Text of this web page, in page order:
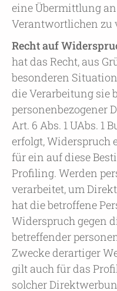
eine Übermittlung
Verantwortlichen zu
Recht auf
hat das Recht, aus
besonderen
die Verarbeitung sie
personenbezogener
Art. 6 Abs. 1 UAbs. 1
erfolgt, Widerspruch
für ein auf diese
Profiling. Werden
verarbeitet, um
hat die betroffene
Widerspruch gegen
betreffender
Zwecke derartiger
gilt auch für das
solcher